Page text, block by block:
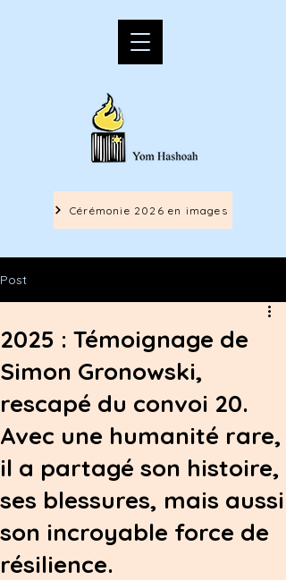
Cérémonie 2026 en images
Post
2025 : Témoignage de
Simon Gronowski,
rescapé du convoi 20.
Avec une humanité rare,
il a partagé son histoire,
ses blessures, mais aussi
son incroyable force de
résilience.